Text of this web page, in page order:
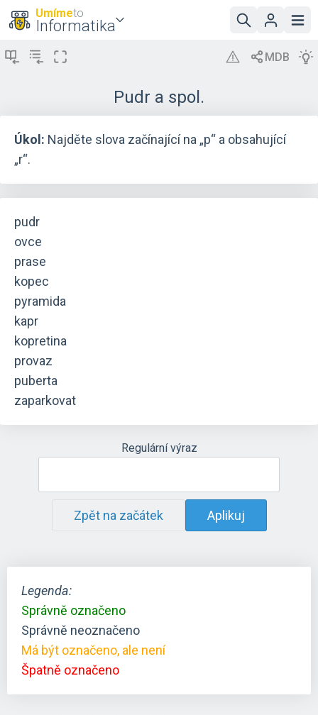
Umímeto
Informatika
Pudr a spol.
Úkol: Najděte slova začínající na „p“ a obsahující
„r“.
pudr
ovce
prase
kopec
pyramida
kapr
kopretina
provaz
puberta
zaparkovat
Regulární výraz
Zpět na začátek Aplikuj
Legenda:
Správně označeno
Správně neoznačeno
Má být označeno, ale není
Špatně označeno